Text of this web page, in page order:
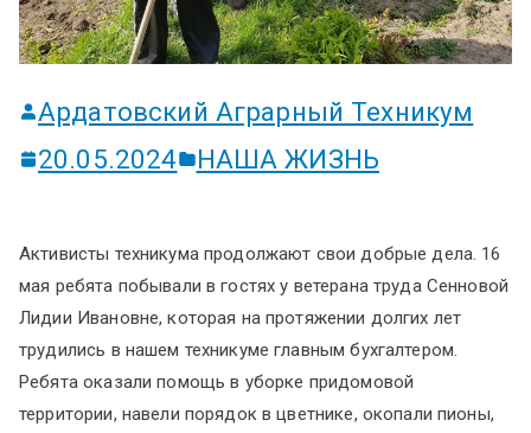
Ардатовский Аграрный Техникум
20.05.2024
НАША ЖИЗНЬ
Активисты техникума продолжают свои добрые дела. 16
мая ребята побывали в гостях у ветерана труда Сенновой
Лидии Ивановне, которая на протяжении долгих лет
трудились в нашем техникуме главным бухгалтером.
Ребята оказали помощь в уборке придомовой
территории, навели порядок в цветнике, окопали пионы,